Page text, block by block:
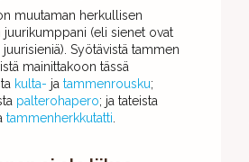
muutaman herkullisen
juurikumppani (eli sienet ovat
Syötävistä tammen
mainittakoon tässä
kulta- ja tammenrousku;
palterohapero; ja tateista
tammenherkkutatti